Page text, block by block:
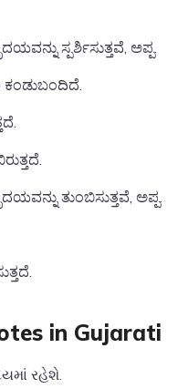
ಸ್ಪರ್ಶಿಸುತ್ತವೆ, ಅಪ್ಪ.
ತುಂಬಿಸುತ್ತವೆ, ಅಪ್ಪ.
in Gujarati
રહેશે.